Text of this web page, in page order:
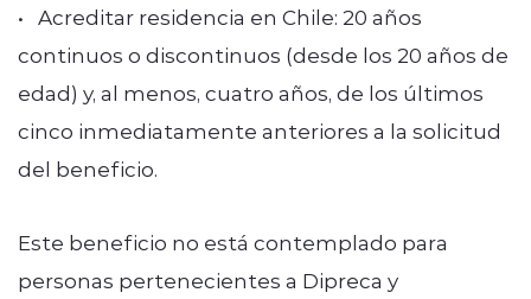
• Acreditar residencia en Chile: 20 años
continuos o discontinuos (desde los 20 años de
edad) y, al menos, cuatro años, de los últimos
cinco inmediatamente anteriores a la solicitud
del beneficio.
Este beneficio no está contemplado para
personas pertenecientes a Dipreca y